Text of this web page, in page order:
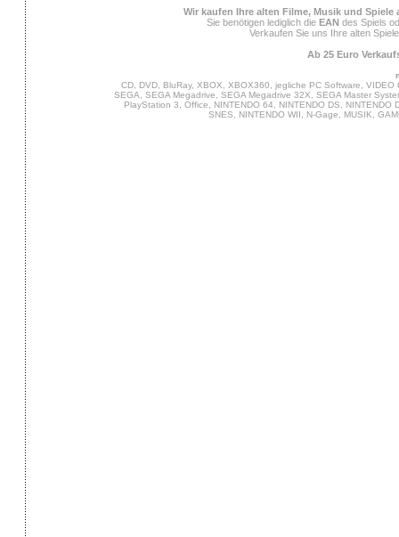
Wir kaufen Ihre alten Filme, Musik und Spiele
Sie benötigen lediglich die EAN des Spiels
Verkaufen Sie uns Ihre alten
Ab 25 Euro
CD, DVD, BluRay, XBOX, XBOX360, jegliche PC Software,
SEGA, SEGA Megadrive, SEGA Megadrive 32X, SEGA Master
PlayStation 3, Office, NINTENDO 64, NINTENDO DS,
SNES, NINTENDO WII, N-Gage, MUSIK,